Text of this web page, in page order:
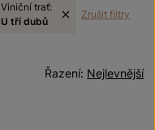
Viniční trať:
U tří dubů
Zrušit filtry
Nejlevnější
Řazení: